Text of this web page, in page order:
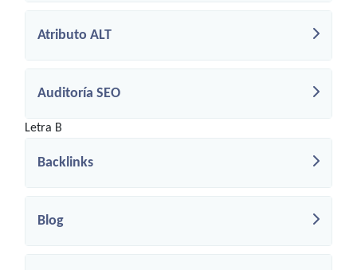
Atributo ALT
Auditoría SEO
Letra B
Backlinks
Blog